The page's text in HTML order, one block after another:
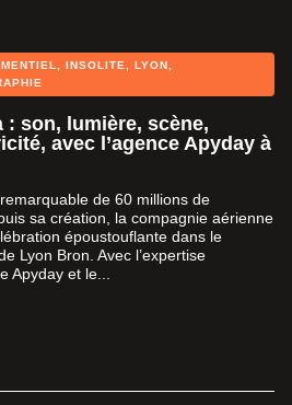
INSOLITE LYON
: son, lumière, scène,
avec l’agence Apyday à
de 60 millions de
sa création, la compagnie aérienne
époustouflante dans le
Lyon Bron. Avec l’expertise
Apyday et le...